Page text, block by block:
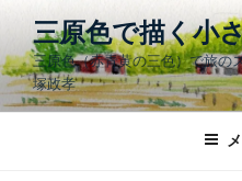
テ
ン
ツ
三原色で描く
三原色（赤青黄の三色）で
塚政孝